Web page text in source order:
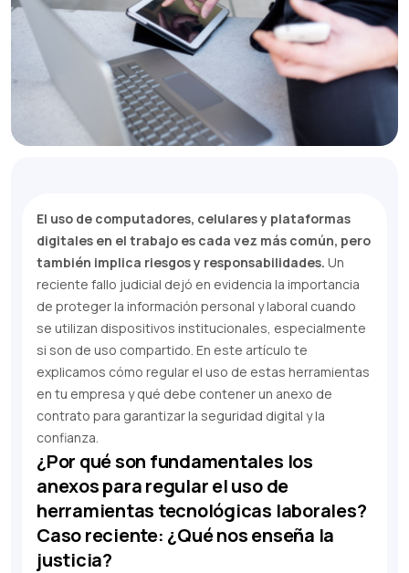
El uso de computadores, celulares y plataformas
digitales en el trabajo es cada vez más común, pero
también implica riesgos y responsabilidades. Un
reciente fallo judicial dejó en evidencia la importancia
de proteger la información personal y laboral cuando
se utilizan dispositivos institucionales, especialmente
si son de uso compartido. En este artículo te
explicamos cómo regular el uso de estas herramientas
en tu empresa y qué debe contener un anexo de
contrato para garantizar la seguridad digital y la
confianza.
¿Por qué son fundamentales los
anexos para regular el uso de
herramientas tecnológicas laborales?
Caso reciente: ¿Qué nos enseña la
justicia?